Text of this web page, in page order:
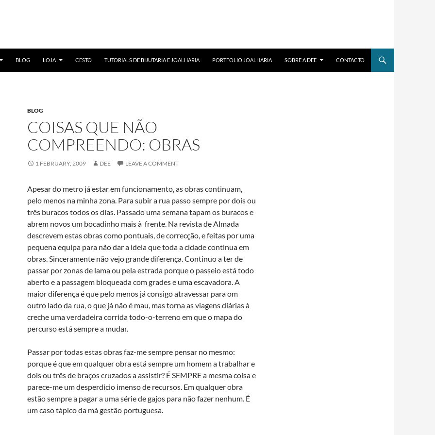
BLOG LOJA CESTO TUTORIALS DE BIJUTARIA E JOALHARIA PORTFOLIO JOALHARIA SOBRE A DEE CONTACTO
BLOG
COISAS QUE NÃO
COMPREENDO: OBRAS
1 FEBRUARY, 2009 DEE LEAVE A COMMENT
Apesar do metro já estar em funcionamento, as obras continuam,
pelo menos na minha zona. Para subir a rua passo sempre por dois ou
três buracos todos os dias. Passado uma semana tapam os buracos e
abrem novos um bocadinho mais à frente. Na revista de Almada
descrevem estas obras como pontuais, de correcção, e feitas por uma
pequena equipa para não dar a ideia que toda a cidade continua em
obras. Sinceramente não vejo grande diferença. Continuo a ter de
passar por zonas de lama ou pela estrada porque o passeio está todo
aberto e a passagem bloqueada com grades e uma escavadora. A
maior diferença é que pelo menos já consigo atravessar para om
outro lado da rua, o que já não é mau, mas torna as viagens diárias à
creche uma verdadeira corrida todo-o-terreno em que o mapa do
percurso está sempre a mudar.
Passar por todas estas obras faz-me sempre pensar no mesmo:
porque é que em qualquer obra está sempre um homem a trabalhar e
dois ou três de braços cruzados a assistir? É SEMPRE a mesma coisa e
parece-me um desperdicio imenso de recursos. Em qualquer obra
estão sempre a pagar a uma série de gajos para não fazer nenhum. É
um caso tà­pico da má gestão portuguesa.